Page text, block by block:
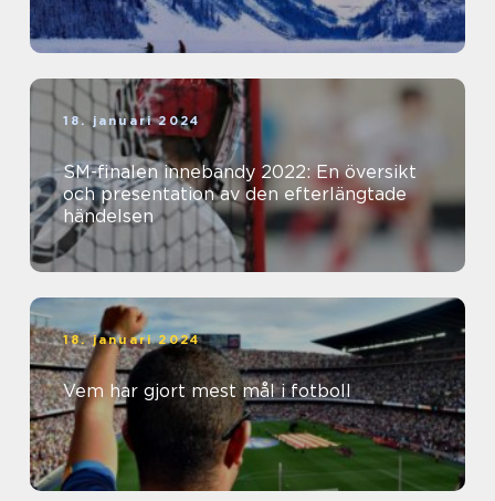
18. januari 2024
SM-finalen innebandy 2022: En översikt
och presentation av den efterlängtade
händelsen
18. januari 2024
Vem har gjort mest mål i fotboll